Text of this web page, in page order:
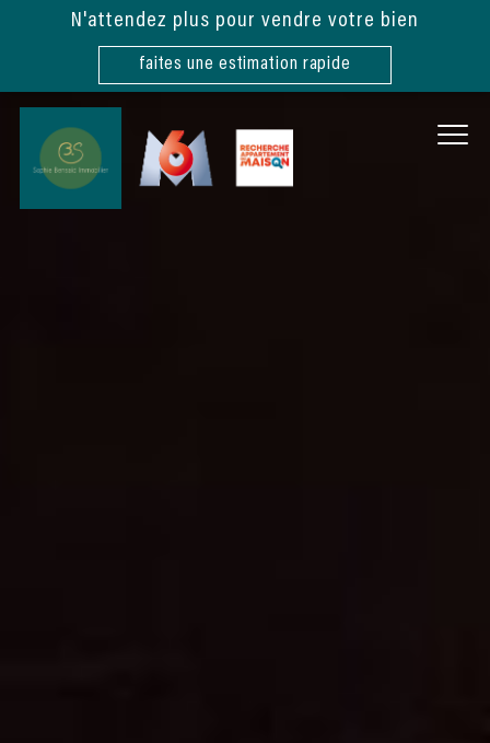
N'attendez plus pour vendre votre bien
faites une estimation rapide